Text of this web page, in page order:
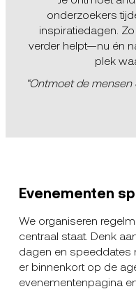
onderzoekers
inspiratiedagen.
verder helpt—nu én
plek
“Ontmoet de mensen
Evenementen
We organiseren
centraal staat. Denk
dagen en speeddates
er binnenkort op de
evenementenpagina